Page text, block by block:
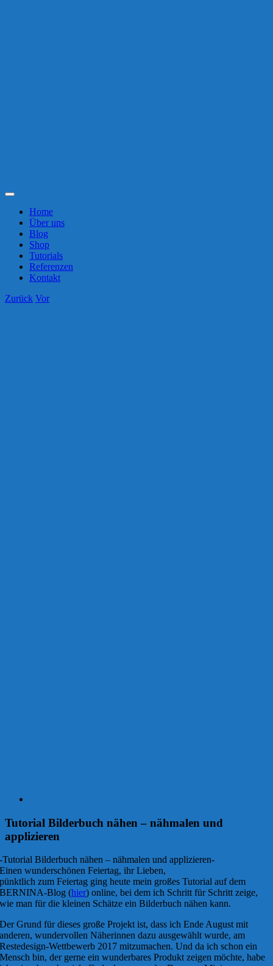
Toggle
NavigationHome
Über uns
Blog
Shop
Tutorials
Referenzen
Kontakt
Zurück Vor
Tutorial Bilderbuch nähen – nähmalen und
applizieren
-Tutorial Bilderbuch nähen – nähmalen und applizieren-
Einen wunderschönen Feiertag, ihr Lieben,
pünktlich zum Feiertag ging heute mein großes Tutorial auf dem
BERNINA-Blog (hier) online, bei dem ich Schritt für Schritt zeige,
wie man für die kleinen Schätze ein Bilderbuch nähen kann.
Der Grund für dieses große Projekt ist, dass ich Ende August mit
anderen, wundervollen Näherinnen dazu ausgewählt wurde, am
Restedesign-Wettbewerb 2017 mitzumachen. Und da ich schon ein
Mensch bin, der gerne ein wunderbares Produkt zeigen möchte, habe